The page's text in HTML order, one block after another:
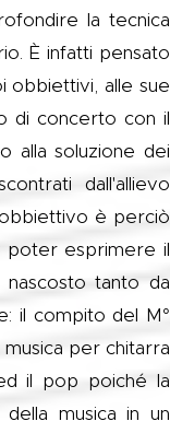
la tecnica
È infatti pensato
obbiettivi, alle sue
di concerto con il
alla soluzione dei
dall'allievo
è perciò
poter esprimere il
tanto da
il compito del M°
per chitarra
il pop poiché la
musica in un